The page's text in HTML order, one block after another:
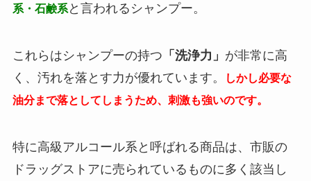
系・石鹸系と言われるシャンプー。
これらはシャンプーの持つ 「洗浄力」 が非常に高
く、汚れを落とす力が優れています。
しかし必要な
油分まで落としてしまうため、刺激も強いのです。
特に高級アルコール系と呼ばれる商品は、市販の
ドラッグストアに売られているものに多く該当し